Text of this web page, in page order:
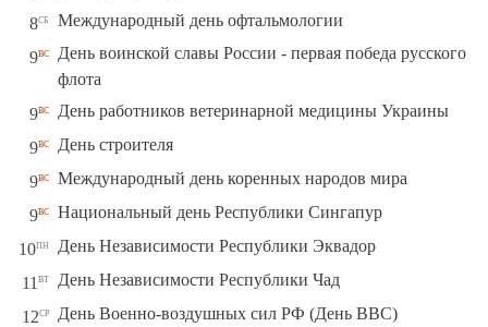
8сб Международный день офтальмологии
9вс
День воинской славы России - первая победа русского
флота
9вс День работников ветеринарной медицины Украины
9вс День строителя
9вс Международный день коренных народов мира
9вс Национальный день Республики Сингапур
10пн День Независимости Республики Эквадор
11 вт День Независимости Республики Чад
12ср День Военно-воздушных сил РФ (День ВВС)